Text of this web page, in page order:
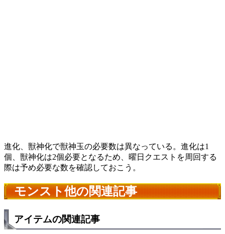
進化、獣神化で獣神玉の必要数は異なっている。進化は1
個、獣神化は2個必要となるため、曜日クエストを周回する
際は予め必要な数を確認しておこう。
モンスト他の関連記事
アイテムの関連記事